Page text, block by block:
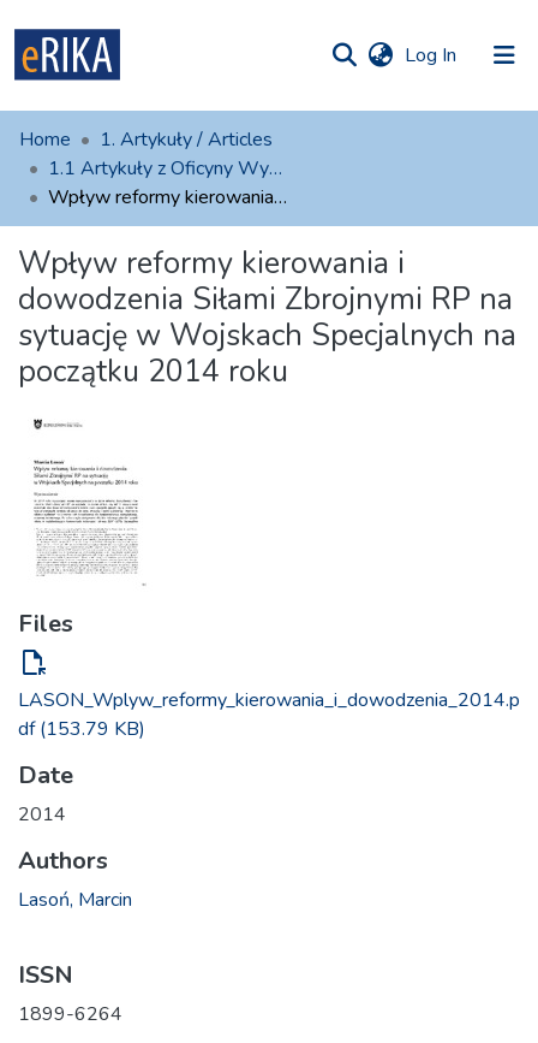
Log In (current)
UAFM
Information
For authors
Help
Contact
Home
1. Artykuły / Articles
1.1 Artykuły z Oficyny Wydawniczej AFM
Wpływ reformy kierowania i dowodzenia Siłami Zbrojnymi RP na sytuację w Wojskach Specjalnych na początku 2014 roku
Wpływ reformy kierowania i
dowodzenia Siłami Zbrojnymi RP na
sytuację w Wojskach Specjalnych na
początku 2014 roku
Files
file_open
LASON_Wplyw_reformy_kierowania_i_dowodzenia_2014.p
df(153.79 KB)
Date
2014
Authors
Lasoń, Marcin
ISSN
1899-6264